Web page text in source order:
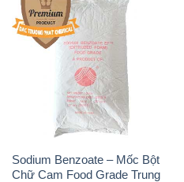
Sodium Benzoate – Mốc Bột
Chữ Cam Food Grade Trung